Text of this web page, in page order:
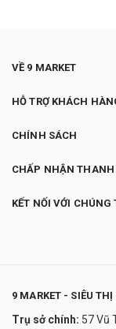
VỀ 9 MARKET
HỖ TRỢ KHÁCH
CHÍNH SÁCH
CHẤP NHẬN THANH
KẾT NỐI VỚI CHÚNG
9 MARKET - SIÊU
Trụ sở chính: 57 Vũ